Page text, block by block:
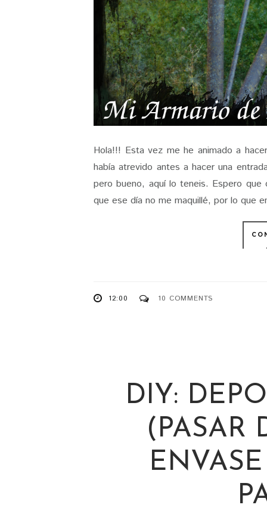
Hola!!! Esta vez me he animado a
había atrevido antes a hacer una
pero bueno, aquí lo teneis. Espero
que ese día no me maquillé, por lo que
12:00 10 COMMENTS
DIY:
(PASAR